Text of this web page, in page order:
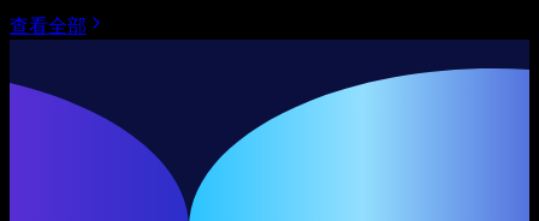
查看全部